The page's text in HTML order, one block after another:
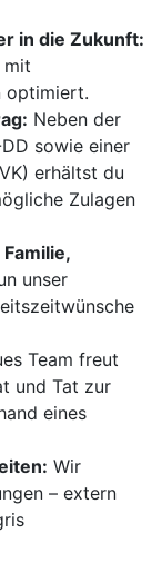
in die Zukunft:
mit
optimiert.
Neben der
sowie einer
erhältst du
Zulagen
unser
Team freut
und Tat zur
eines
Wir
– extern